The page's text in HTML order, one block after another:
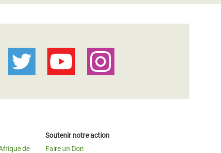
de
Soutenir notre action
Faire un Don